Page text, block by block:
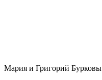
Мария и Григорий Бурковы